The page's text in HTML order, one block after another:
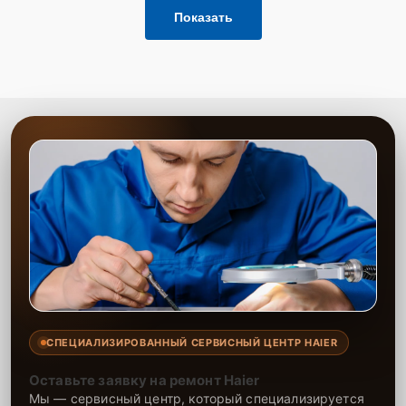
для быстрого уточнения деталей.
Привезти устройство в ближайший центр или
Дождаться оповещения о готовности и забрать
курьерской доставкой.
При необходимости клиент может воспользоваться услугой
вызова мастера для проведения диагностики и ремонта в
желаемом месте и удобное время.
Какие предоставляются
гарантии
распространяется на все виды ремонта, а также на все
используемые запчасти. Гарантия включает в себя срочную
При гарантийном случае наш сервис установит новые запчасти и
Показать
СПЕЦИАЛИЗИРОВАННЫЙ СЕРВИСНЫЙ ЦЕНТР HAIER
Оставьте заявку на ремонт Haier
Мы — сервисный центр, который специализируется